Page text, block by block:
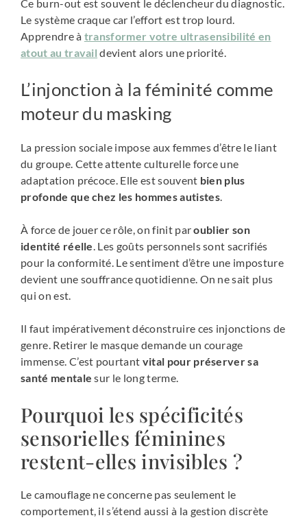
Ce burn-out est souvent le déclencheur du diagnostic.
Le système craque car l’effort est trop lourd.
Apprendre à transformer votre ultrasensibilité en
atout au travail devient alors une priorité.
L’injonction à la féminité comme
moteur du masking
La pression sociale impose aux femmes d’être le liant
du groupe. Cette attente culturelle force une
adaptation précoce. Elle est souvent bien plus
profonde que chez les hommes autistes.
À force de jouer ce rôle, on finit paroublier son
identité réelle. Les goûts personnels sont sacrifiés
pour la conformité. Le sentiment d’être une imposture
devient une souffrance quotidienne. On ne sait plus
qui on est.
Il faut impérativement déconstruire ces injonctions de
genre. Retirer le masque demande un courage
immense. C’est pourtant vital pour préserver sa
santé mentale sur le long terme.
Pourquoi les spécificités
sensorielles féminines
restent-elles invisibles ?
Le camouflage ne concerne pas seulement le
comportement, il s’étend aussi à la gestion discrète